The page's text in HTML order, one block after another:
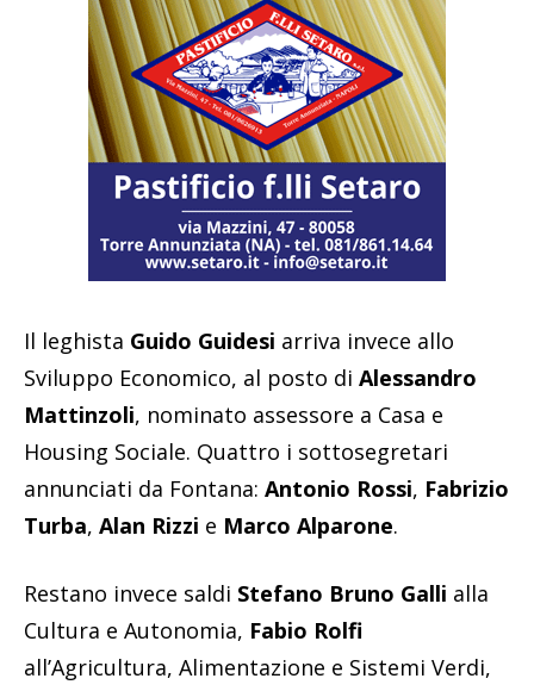
Il leghista Guido Guidesi arriva invece allo
Sviluppo Economico, al posto di Alessandro
Mattinzoli, nominato assessore a Casa e
Housing Sociale. Quattro i sottosegretari
annunciati da Fontana: Antonio Rossi, Fabrizio
Turba, Alan Rizzi e Marco Alparone.
Restano invece saldi Stefano Bruno Galli alla
Cultura e Autonomia, Fabio Rolfi
all’Agricultura, Alimentazione e Sistemi Verdi,